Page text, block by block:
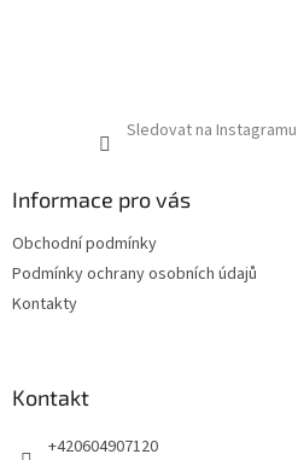
Sledovat na Instagramu
Informace pro vás
Obchodní podmínky
Podmínky ochrany osobních údajů
Kontakty
Kontakt
+420604907120